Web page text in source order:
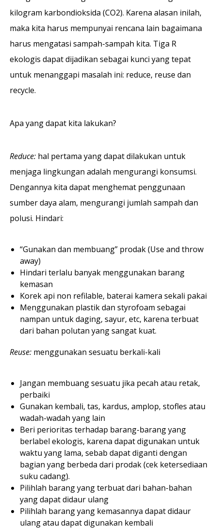
kilogram karbondioksida (CO2). Karena alasan inilah,
maka kita harus mempunyai rencana lain bagaimana
harus mengatasi sampah-sampah kita. Tiga R
ekologis dapat dijadikan sebagai kunci yang tepat
untuk menanggapi masalah ini: reduce, reuse dan
recycle.
Apa yang dapat kita lakukan?
Reduce: hal pertama yang dapat dilakukan untuk
menjaga lingkungan adalah mengurangi konsumsi.
Dengannya kita dapat menghemat penggunaan
sumber daya alam, mengurangi jumlah sampah dan
polusi. Hindari:
“Gunakan dan membuang” prodak (Use and throw
away)
Hindari terlalu banyak menggunakan barang
kemasan
Korek api non refilable, baterai kamera sekali pakai
Menggunakan plastik dan styrofoam sebagai
nampan untuk daging, sayur, etc, karena terbuat
dari bahan polutan yang sangat kuat.
Reuse: menggunakan sesuatu berkali-kali
Jangan membuang sesuatu jika pecah atau retak,
perbaiki
Gunakan kembali, tas, kardus, amplop, stofles atau
wadah-wadah yang lain
Beri perioritas terhadap barang-barang yang
berlabel ekologis, karena dapat digunakan untuk
waktu yang lama, sebab dapat diganti dengan
bagian yang berbeda dari prodak (cek ketersediaan
suku cadang).
Pilihlah barang yang terbuat dari bahan-bahan
yang dapat didaur ulang
Pilihlah barang yang kemasannya dapat didaur
ulang atau dapat digunakan kembali